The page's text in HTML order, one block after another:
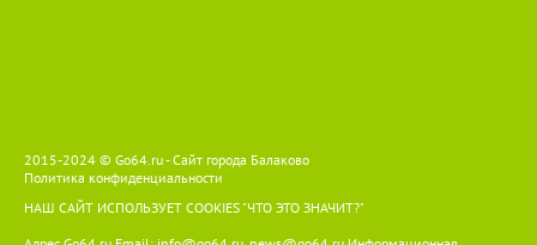
2015-2024 © Go64.ru - Сайт города Балаково
Политика конфиденциальности
НАШ САЙТ ИСПОЛЬЗУЕТ COOKIES "ЧТО ЭТО ЗНАЧИТ?"